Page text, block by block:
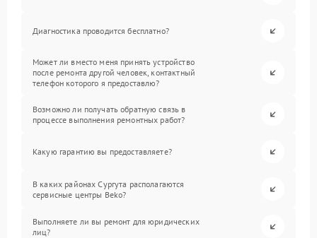
Диагностика проводится бесплатно?
Может ли вместо меня принять устройство
после ремонта другой человек, контактный
телефон которого я предоставлю?
Возможно ли получать обратную связь в
процессе выполнения ремонтных работ?
Какую гарантию вы предоставляете?
В каких районах Сургута располагаются
сервисные центры Beko?
Выполняете ли вы ремонт для юридических
лиц?